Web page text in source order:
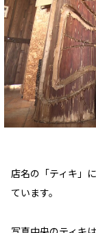
店名の「ティキ」
ています。